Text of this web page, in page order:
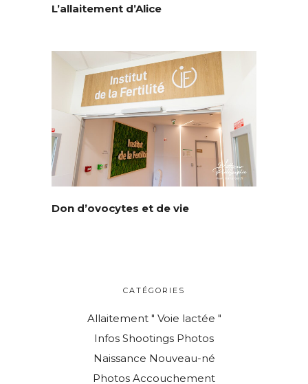
© Copyright Mattgroar / Mes photographies ne sont pas libres de droits
L’allaitement d’Alice
Don d’ovocytes et de vie
CATÉGORIES
Allaitement " Voie lactée "
Infos Shootings Photos
Naissance Nouveau-né
Photos Accouchement